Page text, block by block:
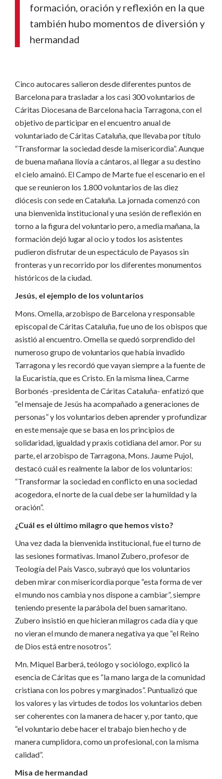
formación, oración y reflexión en la que
también hubo momentos de diversión y
hermandad
Cinco autocares salieron desde diferentes puntos de
Barcelona para trasladar a los casi 300 voluntarios de
Cáritas Diocesana de Barcelona hacia Tarragona, con el
objetivo de participar en el encuentro anual de
voluntariado de Cáritas Cataluña, que llevaba por título
“Transformar la sociedad desde la misericordia”. Aunque
de buena mañana llovía a cántaros, al llegar a su destino
el cielo amainó. El Campo de Marte fue el escenario en el
que se reunieron los 1.800 voluntarios de las diez
diócesis con sede en Cataluña. La jornada comenzó con
una bienvenida institucional y una sesión de reflexión en
torno a la figura del voluntario pero, a media mañana, la
formación dejó lugar al ocio y todos los asistentes
pudieron disfrutar de un espectáculo de Payasos sin
fronteras y un recorrido por los diferentes monumentos
históricos de la ciudad.
Jesús, el ejemplo de los voluntarios
Mons. Omella, arzobispo de Barcelona y responsable
episcopal de Cáritas Cataluña, fue uno de los obispos que
asistió al encuentro. Omella se quedó sorprendido del
numeroso grupo de voluntarios que había invadido
Tarragona y les recordó que vayan siempre a la fuente de
la Eucaristía, que es Cristo. En la misma línea, Carme
Borbonés -presidenta de Cáritas Cataluña- enfatizó que
“el mensaje de Jesús ha acompañado a generaciones de
personas” y los voluntarios deben aprender y profundizar
en este mensaje que se basa en los principios de
solidaridad, igualdad y praxis cotidiana del amor. Por su
parte, el arzobispo de Tarragona, Mons. Jaume Pujol,
destacó cuál es realmente la labor de los voluntarios:
“Transformar la sociedad en conflicto en una sociedad
acogedora, el norte de la cual debe ser la humildad y la
oración”.
¿Cuál es el último milagro que hemos visto?
Una vez dada la bienvenida institucional, fue el turno de
las sesiones formativas. Imanol Zubero, profesor de
Teología del País Vasco, subrayó que los voluntarios
deben mirar con misericordia porque “esta forma de ver
el mundo nos cambia y nos dispone a cambiar”, siempre
teniendo presente la parábola del buen samaritano.
Zubero insistió en que hicieran milagros cada día y que
no vieran el mundo de manera negativa ya que “el Reino
de Dios está entre nosotros”.
Mn. Miquel Barberá, teólogo y sociólogo, explicó la
esencia de Cáritas que es “la mano larga de la comunidad
cristiana con los pobres y marginados”. Puntualizó que
los valores y las virtudes de todos los voluntarios deben
ser coherentes con la manera de hacer y, por tanto, que
“el voluntario debe hacer el trabajo bien hecho y de
manera cumplidora, como un profesional, con la misma
calidad”.
Misa de hermandad